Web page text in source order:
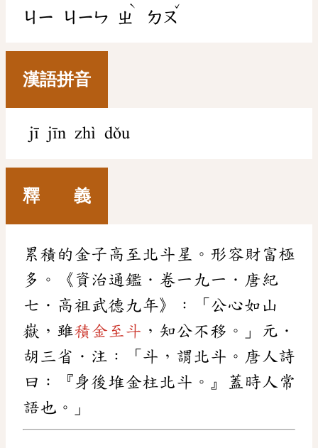
ㄐㄧ ㄐㄧㄣ ㄓ
ˋ
ㄉㄡ
ˇ
漢語拼音
jī jīn zhì dǒu
釋 義
累積的金子高至北斗星。形容財富極
多。《資治通鑑．卷一九一．唐紀
七．高祖武德九年》：「公心如山
嶽，雖積金至斗 ，知公不移。」元．
胡三省．注：「斗，謂北斗。唐人詩
曰：『身後堆金柱北斗。』蓋時人常
語也。」